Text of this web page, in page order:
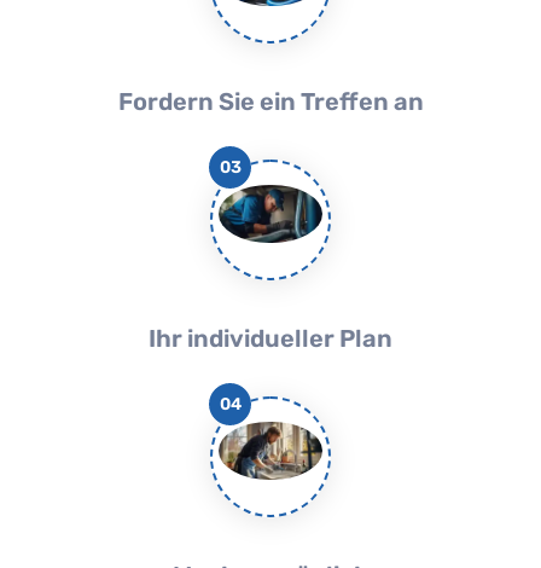
Fordern Sie ein Treffen an
03
Ihr individueller Plan
04